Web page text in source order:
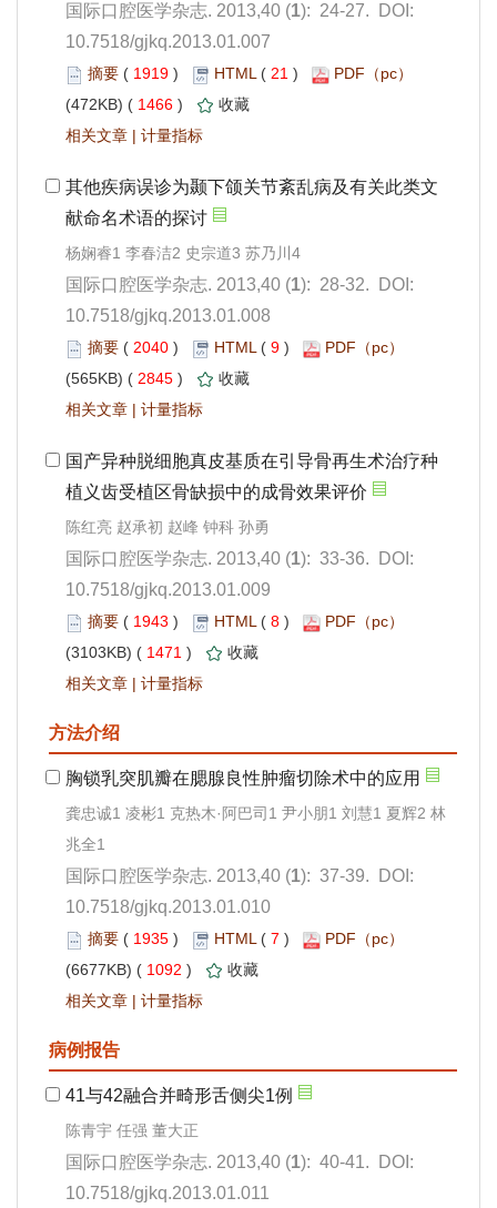
): 24-27. DOI:
10.7518/gjkq.2013.01.007
1919 ) 21 )
1466 )
|
): 28-32. DOI:
10.7518/gjkq.2013.01.008
2040 ) 9 )
2845 )
|
): 33-36. DOI:
10.7518/gjkq.2013.01.009
1943 ) 8 )
1471 )
|
): 37-39. DOI:
10.7518/gjkq.2013.01.010
1935 ) 7 )
1092 )
|
): 40-41. DOI:
10.7518/gjkq.2013.01.011